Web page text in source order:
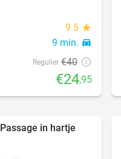
9.5 star
9 min. directions_car
Regulier €40
€24,95
47%
in hartje